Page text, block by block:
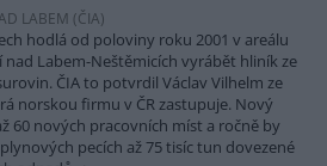
LABEM (ČIA)
hodlá od poloviny roku 2001 v areálu
nad Labem-Neštěmicích vyrábět hliník ze
ČIA to potvrdil Václav Vilhelm ze
norskou firmu v ČR zastupuje. Nový
60 nových pracovních míst a ročně by
pecích až 75 tisíc tun dovezené